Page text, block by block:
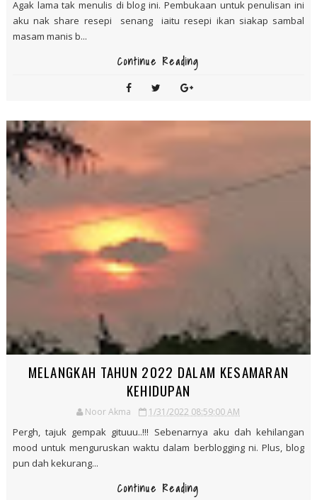
RESEPI IKAN SIAKAP SAMBAL MASAM MANIS
BERSAMA NANAS
2/28/2022 09:45:00 PM
Agak lama tak menulis di blog ini. Pembukaan untuk penulisan ini
aku nak share resepi senang iaitu resepi ikan siakap sambal